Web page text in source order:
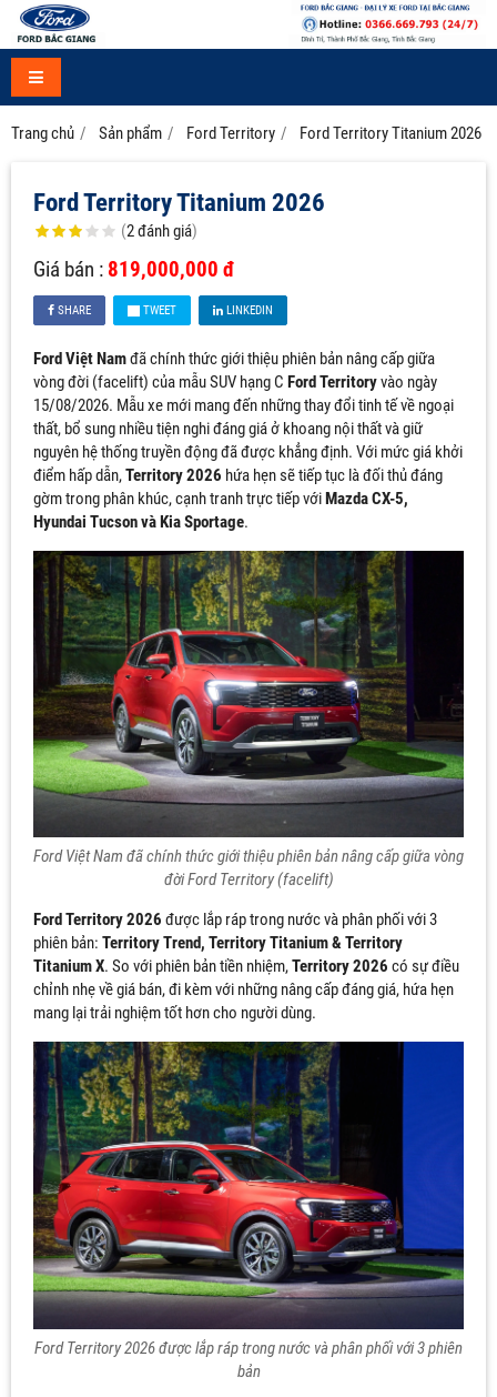
Trang chủ Sản phẩm Ford Territory Ford Territory Titanium 2026
Ford Territory Titanium 2026
(2đánh giá)
Giá bán : 819,000,000 đ
SHARE TWEET LINKEDIN
Ford Việt Namđã chính thức giới thiệu phiên bản nâng cấp giữa
vòng đời (facelift) của mẫu SUV hạng C Ford Territoryvào ngày
15/08/2026. Mẫu xe mới mang đến những thay đổi tinh tế về ngoại
thất, bổ sung nhiều tiện nghi đáng giá ở khoang nội thất và giữ
nguyên hệ thống truyền động đã được khẳng định. Với mức giá khởi
điểm hấp dẫn,Territory 2026 hứa hẹn sẽ tiếp tục là đối thủ đáng
gờm trong phân khúc, cạnh tranh trực tiếp vớiMazda CX-5,
Hyundai Tucson và Kia Sportage.
Ford Việt Nam đã chính thức giới thiệu phiên bản nâng cấp giữa vòng
đời Ford Territory (facelift)
Ford Territory 2026 được lắp ráp trong nước và phân phối với 3
phiên bản: Territory Trend, Territory Titanium & Territory
Titanium X. So với phiên bản tiền nhiệm,Territory 2026 có sự điều
chỉnh nhẹ về giá bán, đi kèm với những nâng cấp đáng giá, hứa hẹn
mang lại trải nghiệm tốt hơn cho người dùng.
Ford Territory 2026 được lắp ráp trong nước và phân phối với 3 phiên
bản